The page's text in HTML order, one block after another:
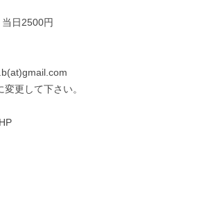
日2500円
更して下さい。